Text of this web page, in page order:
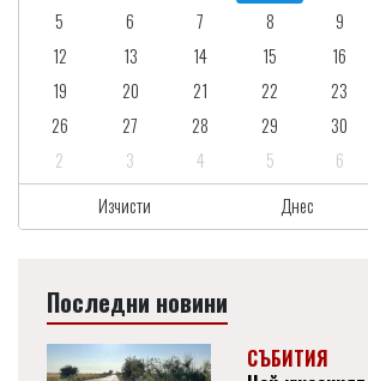
5
6 7 8 9
12
13 14 15 16
19
20 21 22 23
26
27 28 29 30
2
3 4 5 6
Изчисти
Днес
Последни новини
СЪБИТИЯ